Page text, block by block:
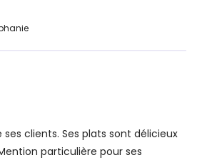
clients. Ses plats sont délicieux
particulière pour ses